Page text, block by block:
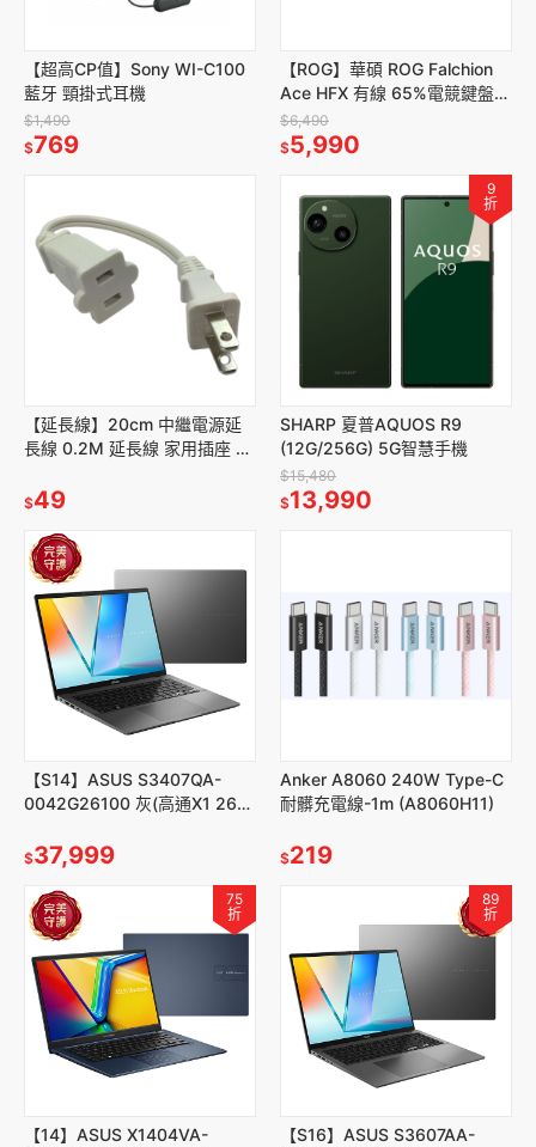
【超高CP值】Sony WI-C100
藍牙 頸掛式耳機
$1,490
$769
【ROG】華碩 ROG Falchion
Ace HFX 有線 65%電競鍵盤
(磁軸/中文）
$6,490
$5,990
【延長線】20cm 中繼電源延
長線 0.2M 延長線 家用插座 延
$49
9
折
SHARP 夏普AQUOS R9
(12G/256G) 5G智慧手機
$15,480
$13,990
【S14】ASUS S3407QA-
0042G26100 灰(高通X1 26
$37,999
Anker A8060 240W Type-C
耐髒充電線-1m (A8060H11)
$219
75
折
【14】ASUS X1404VA-
89
折
【S16】ASUS S3607AA-